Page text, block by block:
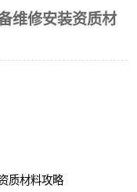
维修安装资质材
质材料攻略